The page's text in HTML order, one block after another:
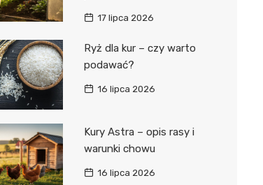
17 lipca 2026
Ryż dla kur – czy warto
podawać?
16 lipca 2026
Kury Astra – opis rasy i
warunki chowu
16 lipca 2026